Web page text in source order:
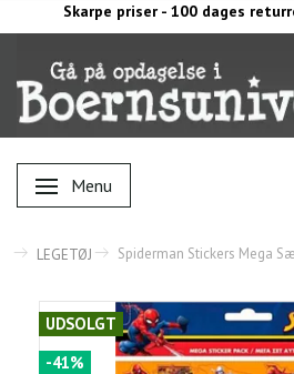
Skarpe priser - 100 dages
Skifte navigation
Menu
LEGETØJ Spiderman Stickers Mega
UDSOLGT
-41%